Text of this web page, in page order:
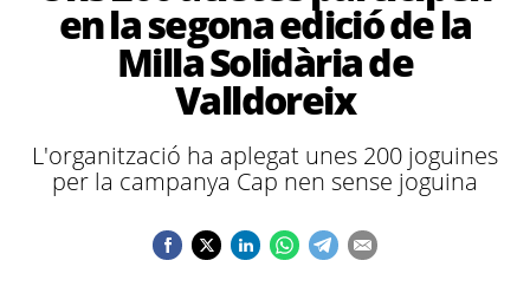
en la segona edició de la
Milla Solidària de
Valldoreix
L'organització ha aplegat unes 200 joguines
per la campanya Cap nen sense joguina